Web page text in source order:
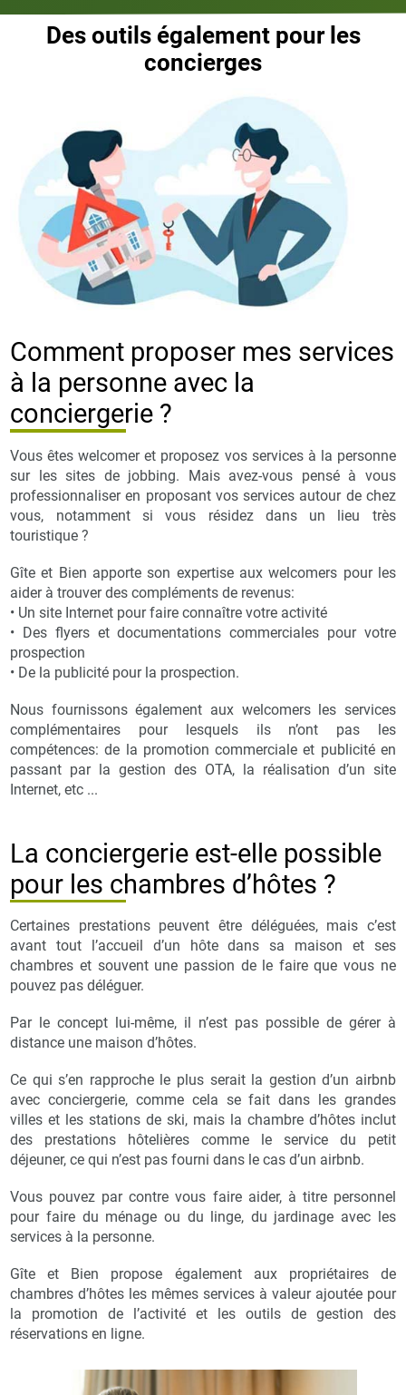
Des outils également pour les
concierges
Comment proposer mes services
à la personne avec la
conciergerie ?
Vous êtes welcomer et proposez vos services à la personne
sur les sites de jobbing. Mais avez-vous pensé à vous
professionnaliser en proposant vos services autour de chez
vous, notamment si vous résidez dans un lieu très
touristique ?
Gîte et Bien apporte son expertise aux welcomers pour les
aider à trouver des compléments de revenus:
• Un site Internet pour faire connaître votre activité
• Des flyers et documentations commerciales pour votre
prospection
• De la publicité pour la prospection.
Nous fournissons également aux welcomers les services
complémentaires pour lesquels ils n’ont pas les
compétences: de la promotion commerciale et publicité en
passant par la gestion des OTA, la réalisation d’un site
Internet, etc ...
La conciergerie est-elle possible
pour les chambres d’hôtes ?
Certaines prestations peuvent être déléguées, mais c’est
avant tout l’accueil d’un hôte dans sa maison et ses
chambres et souvent une passion de le faire que vous ne
pouvez pas déléguer.
Par le concept lui-même, il n’est pas possible de gérer à
distance une maison d’hôtes.
Ce qui s’en rapproche le plus serait la gestion d’un airbnb
avec conciergerie, comme cela se fait dans les grandes
villes et les stations de ski, mais la chambre d’hôtes inclut
des prestations hôtelières comme le service du petit
déjeuner, ce qui n’est pas fourni dans le cas d’un airbnb.
Vous pouvez par contre vous faire aider, à titre personnel
pour faire du ménage ou du linge, du jardinage avec les
services à la personne.
Gîte et Bien propose également aux propriétaires de
chambres d’hôtes les mêmes services à valeur ajoutée pour
la promotion de l’activité et les outils de gestion des
réservations en ligne.